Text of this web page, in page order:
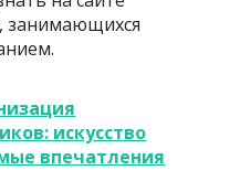
занимающихся
искусство
впечатления